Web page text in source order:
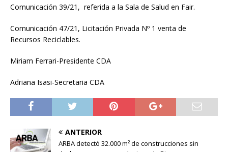
Comunicación 39/21, referida a la Sala de Salud en Fair.
Comunicación 47/21, Licitación Privada Nº 1 venta de
Recursos Reciclables.
Miriam Ferrari-Presidente CDA
Adriana Isasi-Secretaria CDA
ANTERIOR
ARBA detectó 32.000 m² de construcciones sin